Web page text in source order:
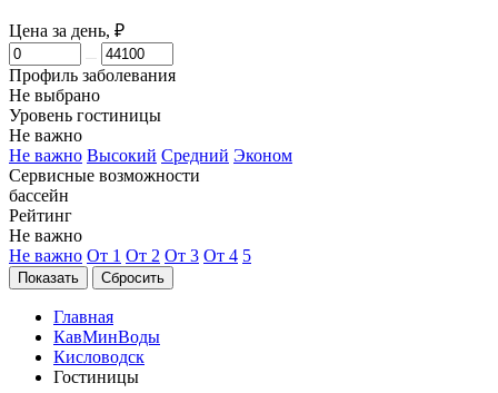
Цена за день, ₽
Профиль заболевания
Не выбрано
Уровень гостиницы
Не важно
Не важно Высокий Средний Эконом
Сервисные возможности
бассейн
Рейтинг
Не важно
Не важно От 1 От 2 От 3 От 4 5
Главная
КавМинВоды
Кисловодск
Гостиницы